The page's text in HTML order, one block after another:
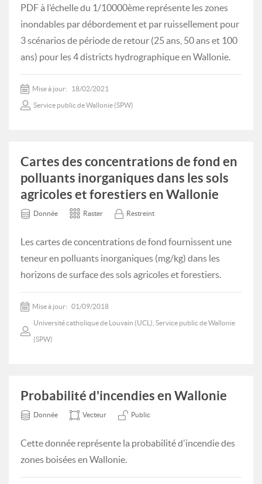
PDF à l’échelle du 1/10000ème représente les zones
inondables par débordement et par ruissellement pour
3 scénarios de période de retour (25 ans, 50 ans et 100
ans) pour les 4 districts hydrographique en Wallonie.
Mise à jour: 18/02/2021
Service public de Wallonie (SPW)
Cartes des concentrations de fond en
polluants inorganiques dans les sols
agricoles et forestiers en Wallonie
Donnée Raster Restreint
Les cartes de concentrations de fond fournissent une
teneur en polluants inorganiques (mg/kg) dans les
horizons de surface des sols agricoles et forestiers.
Mise à jour: 01/09/2018
Université catholique de Louvain (UCL), Service public de Wallonie
(SPW)
Probabilité d'incendies en Wallonie
Donnée Vecteur Public
Cette donnée représente la probabilité d'incendie des
zones boisées en Wallonie.